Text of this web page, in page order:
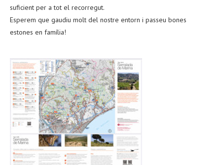
suficient per a tot el recorregut.
Esperem que gaudiu molt del nostre entorn i passeu bones
estones en família!